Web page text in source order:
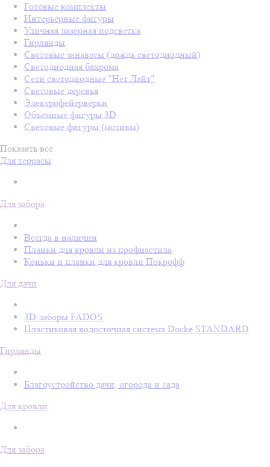
Готовые комплекты
Интерьерные фигуры
Уличная лазерная подсветка
Гирлянды
Световые занавесы (дождь светодиодный)
Светодиодная бахрома
Сети светодиодные "Нет Лайт"
Световые деревья
Электрофейерверки
Объемные фигуры 3D
Световые фигуры (мотивы)
Показать все
Для террасы
Для забора
Всегда в наличии
Планки для кровли из профнастила
Коньки и планки для кровли Покрофф
Для дачи
3D-заборы FADOS
Пластиковая водосточная система Döcke STANDARD
Гирлянды
Благоустройство дачи, огорода и сада
Для кровли
Для забора